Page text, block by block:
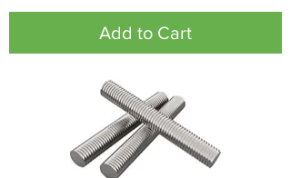
Add to Cart